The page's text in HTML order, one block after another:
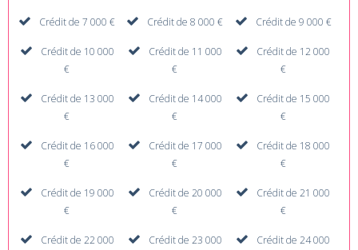
Crédit de 7 000 € Crédit de 8 000 € Crédit de 9 000 €
Crédit de 10 000
€
Crédit de 11 000
€
Crédit de 12 000
€
Crédit de 13 000
€
Crédit de 14 000
€
Crédit de 15 000
€
Crédit de 16 000
€
Crédit de 17 000
€
Crédit de 18 000
€
Crédit de 19 000
€
Crédit de 20 000
€
Crédit de 21 000
€
Crédit de 22 000
Crédit de 23 000
Crédit de 24 000